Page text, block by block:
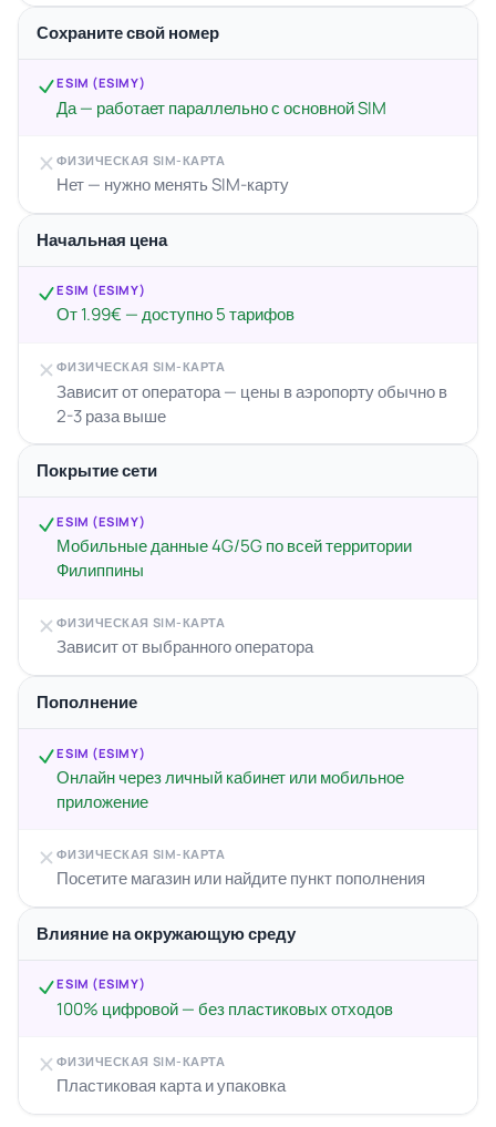
Сохраните свой номер
ESIM (ESIMY)
Да — работает параллельно с основной SIM
ФИЗИЧЕСКАЯ SIM-КАРТА
Нет — нужно менять SIM-карту
Начальная цена
ESIM (ESIMY)
От 1.99€ — доступно 5 тарифов
ФИЗИЧЕСКАЯ SIM-КАРТА
Зависит от оператора — цены в аэропорту обычно в
2-3 раза выше
Покрытие сети
ESIM (ESIMY)
Мобильные данные 4G/5G по всей территории
Филиппины
ФИЗИЧЕСКАЯ SIM-КАРТА
Зависит от выбранного оператора
Пополнение
ESIM (ESIMY)
Онлайн через личный кабинет или мобильное
приложение
ФИЗИЧЕСКАЯ SIM-КАРТА
Посетите магазин или найдите пункт пополнения
Влияние на окружающую среду
ESIM (ESIMY)
100% цифровой — без пластиковых отходов
ФИЗИЧЕСКАЯ SIM-КАРТА
Пластиковая карта и упаковка